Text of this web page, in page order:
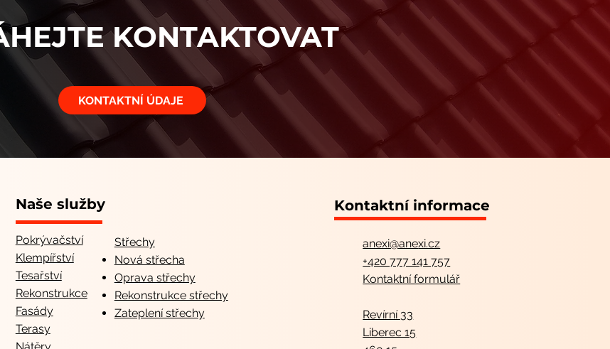
KONTAKTOVAT
KONTAKTNÍ ÚDAJE
Naše služby
Pokrývačství
Klempířství
Tesařství
Rekonstrukce
Fasády
Terasy
Střechy
Nová střecha
Oprava střechy
Rekonstrukce střechy
Zateplení střechy
Kontaktní informace
anexi@anexi.cz
+420 777 141 757
Kontaktní formulář
Revírní 33
Liberec 15